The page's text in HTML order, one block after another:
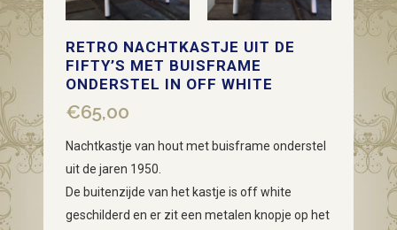
RETRO NACHTKASTJE UIT DE
FIFTY’S MET BUISFRAME
ONDERSTEL IN OFF WHITE
€65,00
Nachtkastje van hout met buisframe onderstel
uit de jaren 1950.
De buitenzijde van het kastje is off white
geschilderd en er zit een metalen knopje op het